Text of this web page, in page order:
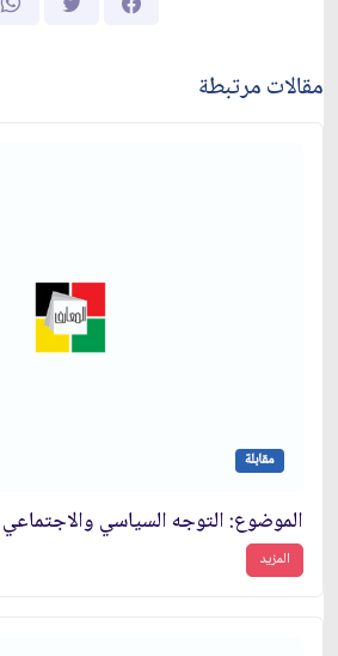
مقالات مرتبطة
مقابلة
الموضوع: التوجه السياسي والاجتماعي
المزيد